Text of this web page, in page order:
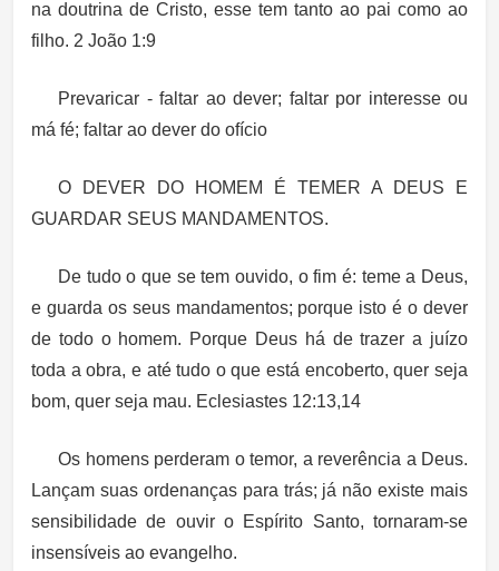
na doutrina de Cristo, esse tem tanto ao pai como ao
filho. 2 João 1:9
Prevaricar - faltar ao dever; faltar por interesse ou
má fé; faltar ao dever do ofício
O DEVER DO HOMEM É TEMER A DEUS E
GUARDAR SEUS MANDAMENTOS.
De tudo o que se tem ouvido, o fim é: teme a Deus,
e guarda os seus mandamentos; porque isto é o dever
de todo o homem. Porque Deus há de trazer a juízo
toda a obra, e até tudo o que está encoberto, quer seja
bom, quer seja mau. Eclesiastes 12:13,14
Os homens perderam o temor, a reverência a Deus.
Lançam suas ordenanças para trás; já não existe mais
sensibilidade de ouvir o Espírito Santo, tornaram-se
insensíveis ao evangelho.